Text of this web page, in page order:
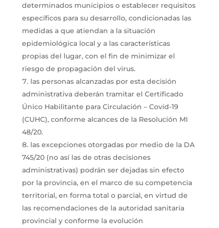
determinados municipios o establecer requisitos
específicos para su desarrollo, condicionadas las
medidas a que atiendan a la situación
epidemiológica local y a las características
propias del lugar, con el fin de minimizar el
riesgo de propagación del virus.
las personas alcanzadas por esta decisión
administrativa deberán tramitar el Certificado
Único Habilitante para Circulación – Covid-19
(CUHC), conforme alcances de la Resolución MI
48/20.
las excepciones otorgadas por medio de la DA
745/20 (no así las de otras decisiones
administrativas) podrán ser dejadas sin efecto
por la provincia, en el marco de su competencia
territorial, en forma total o parcial, en virtud de
las recomendaciones de la autoridad sanitaria
provincial y conforme la evolución